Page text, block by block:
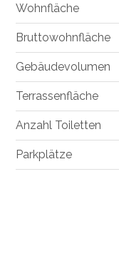
Wohnfläche
Bruttowohnfläche
Gebäudevolumen
Terrassenfläche
Anzahl Toiletten
Parkplätze